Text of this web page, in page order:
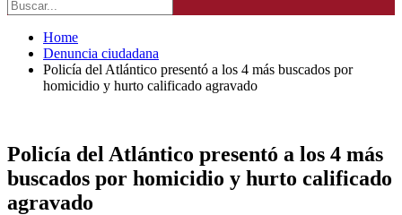
Home
Denuncia ciudadana
Policía del Atlántico presentó a los 4 más buscados por
homicidio y hurto calificado agravado
Policía del Atlántico presentó a los 4 más
buscados por homicidio y hurto calificado
agravado